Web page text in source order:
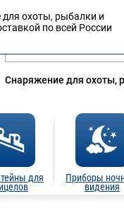
Оплата Доставка
Снаряжение для охоты,
для
Приборы
видения
охоты, рыбалки и
по всей России